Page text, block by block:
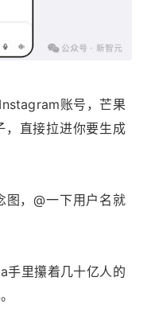
账号，芒果
，直接拉进你要生成
图，@一下用户名就
手里攥着几十亿人的